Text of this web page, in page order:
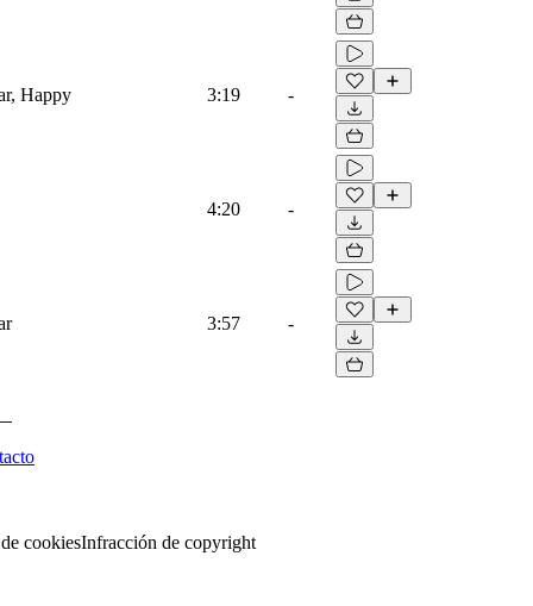
Happy 3:19 -
4:20 -
3:57 -
cookiesInfracción de copyright